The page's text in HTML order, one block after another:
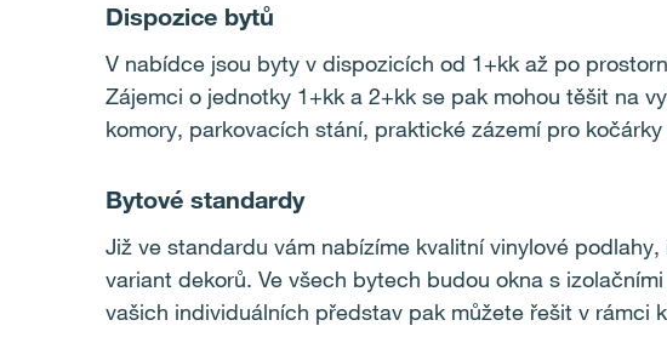
Dispozice bytů
V nabídce jsou byty v dispozicích od 1+kk až po
Zájemci o jednotky 1+kk a 2+kk se pak mohou těšit na
komory, parkovacích stání, praktické zázemí pro
Bytové standardy
Již ve standardu vám nabízíme kvalitní vinylové
variant dekorů. Ve všech bytech budou okna s
vašich individuálních představ pak můžete řešit v rámci